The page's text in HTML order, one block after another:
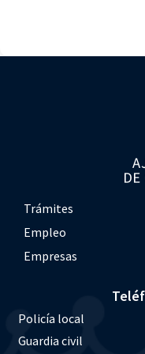
Trámites
Empleo
Empresas
Policía local
Guardia civil